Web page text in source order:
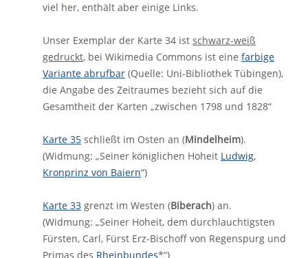
viel her, enthält aber einige Links.
Unser Exemplar der Karte 34 ist schwarz-weiß
gedruckt, bei Wikimedia Commons ist eine farbige
Variante abrufbar (Quelle: Uni-Bibliothek Tübingen),
die Angabe des Zeitraumes bezieht sich auf die
Gesamtheit der Karten „zwischen 1798 und 1828“
Karte 35 schließt im Osten an (Mindelheim).
(Widmung: „Seiner königlichen Hoheit Ludwig,
Kronprinz von Baiern“)
Karte 33 grenzt im Westen (Biberach) an.
(Widmung: „Seiner Hoheit, dem durchlauchtigsten
Fürsten, Carl, Fürst Erz-Bischoff von Regenspurg und
Primas des Rheinbundes*“)